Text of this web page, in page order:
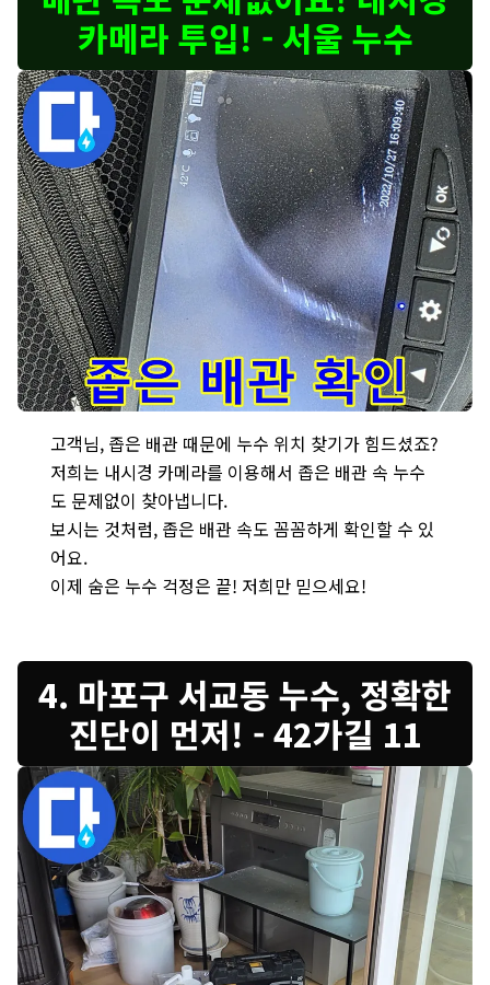
카메라 투입! - 서울 누수
고객님, 좁은 배관 때문에 누수 위치 찾기가 힘드셨죠?
저희는 내시경 카메라를 이용해서 좁은 배관 속 누수
도 문제없이 찾아냅니다.
보시는 것처럼, 좁은 배관 속도 꼼꼼하게 확인할 수 있
어요.
이제 숨은 누수 걱정은 끝! 저희만 믿으세요!
4. 마포구 서교동 누수, 정확한
진단이 먼저! - 42가길 11